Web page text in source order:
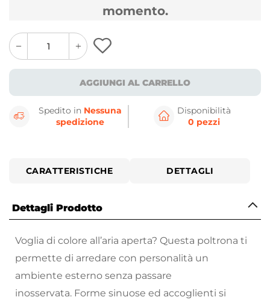
momento.
quantity
button
quantity
minus
button
AGGIUNGI AL CARRELLO
Spedito in Nessuna
spedizione
Disponibilità
0 pezzi
CARATTERISTICHE DETTAGLI
Dettagli Prodotto
Voglia di colore all’aria aperta? Questa poltrona ti
permette di arredare con personalità un
ambiente esterno senza passare
inosservata. Forme sinuose ed accoglienti si